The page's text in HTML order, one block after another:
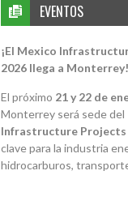
EVENTOS
¡El Mexico
2026 llega a Monterrey!
El próximo 21 y 22 de
Monterrey será sede del
Infrastructure Projects
clave para la industria
hidrocarburos,